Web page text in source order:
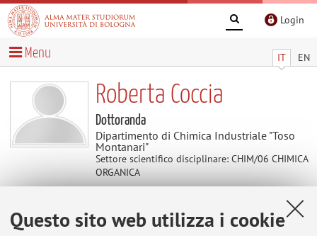
Questo sito web utilizza i cookie
Login
IT EN
Menu
Roberta Coccia
Dottoranda
Dipartimento di Chimica Industriale "Toso
Montanari"
Settore scientifico disciplinare: CHIM/06 CHIMICA
ORGANICA
Contatti